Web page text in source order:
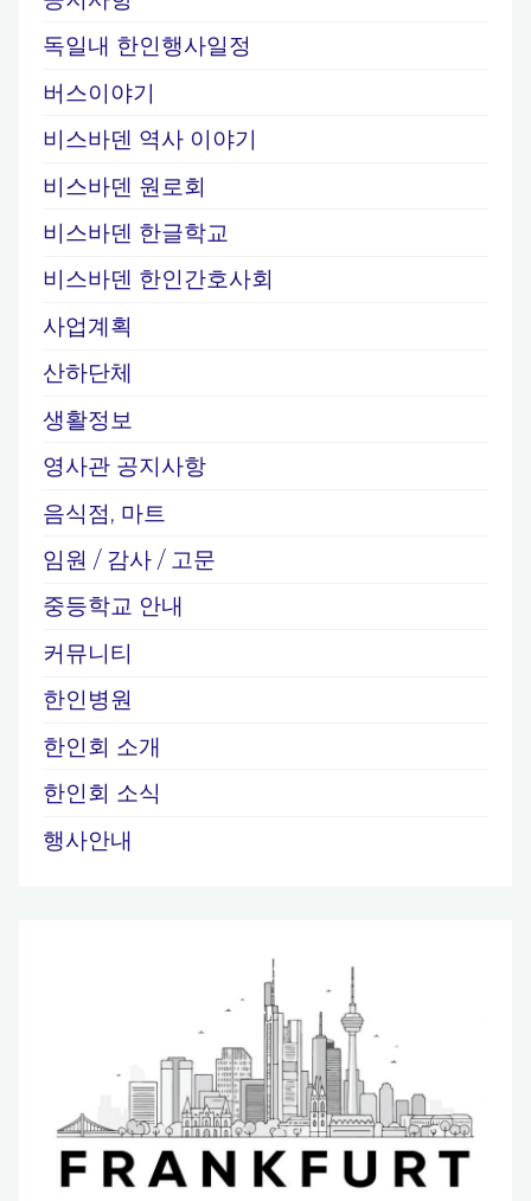
독일내 한인행사일정
버스이야기
비스바덴 역사 이야기
비스바덴 원로회
비스바덴 한글학교
비스바덴 한인간호사회
사업계획
산하단체
생활정보
영사관 공지사항
음식점, 마트
임원 / 감사 / 고문
중등학교 안내
커뮤니티
한인병원
한인회 소개
한인회 소식
행사안내